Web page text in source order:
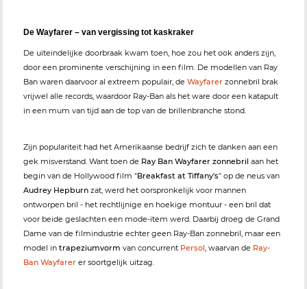
De Wayfarer – van vergissing tot kaskraker
De uiteindelijke doorbraak kwam toen, hoe zou het ook anders zijn,
door een prominente verschijning in een film. De modellen van Ray
Ban waren daarvoor al extreem populair, de Wayfarer zonnebril brak
vrijwel alle records, waardoor Ray-Ban als het ware door een katapult
in een mum van tijd aan de top van de brillenbranche stond.
Zijn populariteit had het Amerikaanse bedrijf zich te danken aan een
gek misverstand. Want toen de Ray Ban Wayfarer zonnebril aan het
begin van de Hollywood film "Breakfast at Tiffany's" op de neus van
Audrey Hepburn zat, werd het oorspronkelijk voor mannen
ontworpen bril - het rechtlijnige en hoekige montuur - een bril dat
voor beide geslachten een mode-item werd. Daarbij droeg de Grand
Dame van de filmindustrie echter geen Ray-Ban zonnebril, maar een
model in trapeziumvorm van concurrent Persol, waarvan de Ray-
Ban Wayfarer er soortgelijk uitzag.